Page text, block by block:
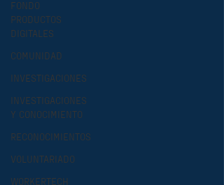
FONDO
PRODUCTOS
DIGITALES
COMUNIDAD
INVESTIGACIONES
INVESTIGACIONES
Y CONOCIMIENTO
RECONOCIMIENTOS
VOLUNTARIADO
WORKERTECH